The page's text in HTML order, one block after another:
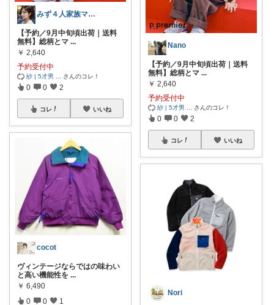
みず４人家族ママ★３０代子育て奮闘中🙆
【予約／9月中旬頃出荷｜送料
無料】総柄とマ ...
￥ 2,640
予約受付中
紗 | 5才男 さんのコレ！
0 0 2
コレ いいね
cocot
ヴィンテージならではの味わい
と高い機能性を ...
￥ 6,490
0 0 1
Nano
【予約／9月中旬頃出荷｜送料
無料】総柄とマ ...
￥ 2,640
予約受付中
紗 | 5才男 さんのコレ！
0 0 2
コレ いいね
Nori